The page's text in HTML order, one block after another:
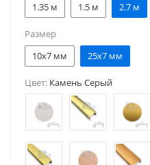
1.35 м
1.5 м 2.7 м
Размер
10x7 мм
25x7 мм
Цвет: Камень Серый